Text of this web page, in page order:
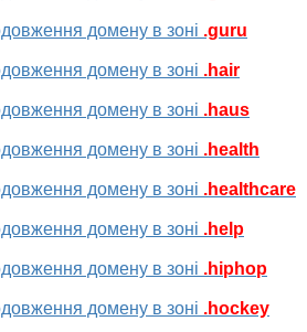
домену в зоні .guru
домену в зоні .hair
домену в зоні .haus
домену в зоні .health
домену в зоні .healthcare
домену в зоні .help
домену в зоні .hiphop
домену в зоні .hockey